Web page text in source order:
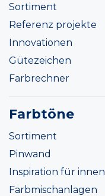
Sortiment
Referenz projekte
Innovationen
Gütezeichen
Farbrechner
Farbtöne
Sortiment
Pinwand
Inspiration für innen
Farbmischanlagen